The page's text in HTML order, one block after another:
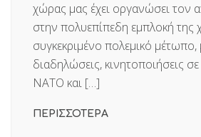
χώρας μας έχει οργανώσει τον
στην πολυεπίπεδη εμπλοκή της
συγκεκριμένο πολεμικό μέτωπο,
διαδηλώσεις, κινητοποιήσεις
ΝΑΤΟ και […]
ΠΕΡΙΣΣΟΤΕΡΑ